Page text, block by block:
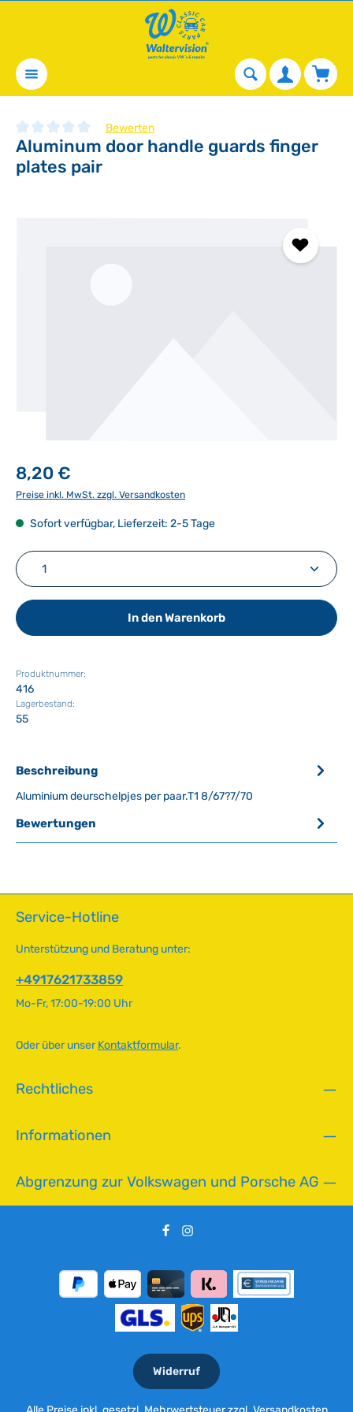
Durchschnittliche Bewertung von 0 von 5 Sternen
Bewerten
Aluminum door handle guards finger
plates pair
8,20 €
Preise inkl. MwSt. zzgl. Versandkosten
Sofort verfügbar, Lieferzeit: 2-5 Tage
Produkt Anzahl: Gib den gewünschten Wert ein
In den Warenkorb
Produktnummer:
416
Lagerbestand:
55
Beschreibung
Aluminium deurschelpjes per paar.T1 8/67?7/70
Bewertungen
Service-Hotline
Unterstützung und Beratung unter:
+4917621733859
Mo-Fr, 17:00-19:00 Uhr
Oder über unserKontaktformular.
Rechtliches
Informationen
Abgrenzung zur Volkswagen und Porsche AG
Widerruf